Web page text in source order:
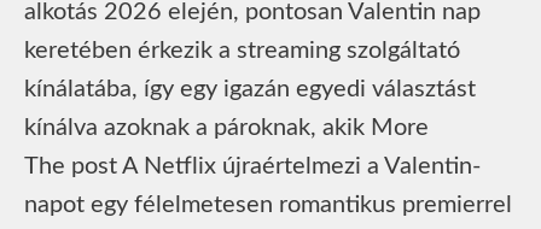
alkotás 2026 elején, pontosan Valentin nap
keretében érkezik a streaming szolgáltató
kínálatába, így egy igazán egyedi választást
kínálva azoknak a pároknak, akik More
The post A Netflix újraértelmezi a Valentin-
napot egy félelmetesen romantikus premierrel